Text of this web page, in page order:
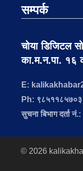
सम्पर्क
चोया डिजिटल
का.म.न.पा. १६
E:
Ph: ९८५११८५७०३
सुचना बिभाग दर्ता
© 2026